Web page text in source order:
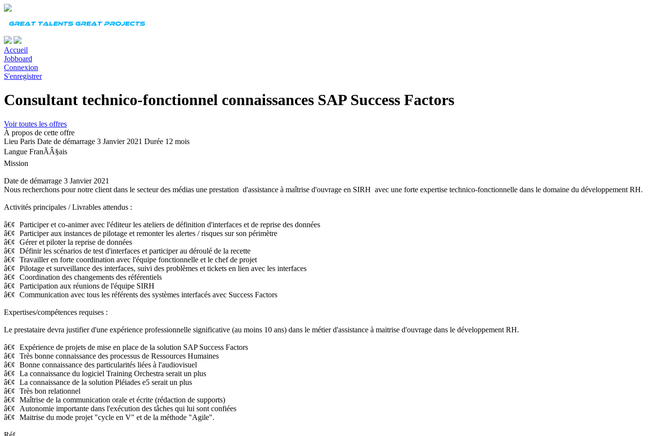
Accueil
Jobboard
Connexion
S'enregistrer
Consultant technico-fonctionnel connaissances SAP Success Factors
Voir toutes les offres
À propos de cette offre
Lieu Paris Date de démarrage 3 Janvier 2021 Durée 12 mois
Langue FranÃÂ§ais
Mission
Date de démarrage 3 Janvier 2021
Nous recherchons pour notre client dans le secteur des médias une prestation d'assistance à maîtrise d'ouvrage en SIRH avec une forte expertise technico-fonctionnelle dans le domaine du développement RH.
Activités principales / Livrables attendus :
â€¢ Participer et co-animer avec l'éditeur les ateliers de définition d'interfaces et de reprise des données
â€¢ Participer aux instances de pilotage et remonter les alertes / risques sur son périmètre
â€¢ Gérer et piloter la reprise de données
â€¢ Définir les scénarios de test d'interfaces et participer au déroulé de la recette
â€¢ Travailler en forte coordination avec l'équipe fonctionnelle et le chef de projet
â€¢ Pilotage et surveillance des interfaces, suivi des problèmes et tickets en lien avec les interfaces
â€¢ Coordination des changements des référentiels
â€¢ Participation aux réunions de l'équipe SIRH
â€¢ Communication avec tous les référents des systèmes interfacés avec Success Factors
Expertises/compétences requises :
Le prestataire devra justifier d'une expérience professionnelle significative (au moins 10 ans) dans le métier d'assistance à maitrise d'ouvrage dans le développement RH.
â€¢ Expérience de projets de mise en place de la solution SAP Success Factors
â€¢ Très bonne connaissance des processus de Ressources Humaines
â€¢ Bonne connaissance des particularités liées à l'audiovisuel
â€¢ La connaissance du logiciel Training Orchestra serait un plus
â€¢ La connaissance de la solution Pléiades e5 serait un plus
â€¢ Très bon relationnel
â€¢ Maîtrise de la communication orale et écrite (rédaction de supports)
â€¢
Autonomie importante dans l'exécution des tâches qui lui sont confiées
â€¢ Maitrise du mode projet "cycle en V" et de la méthode "Agile".